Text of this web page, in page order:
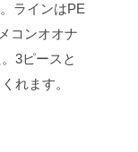
。ラインはPE
コンオオナ
3ピースと
れます。